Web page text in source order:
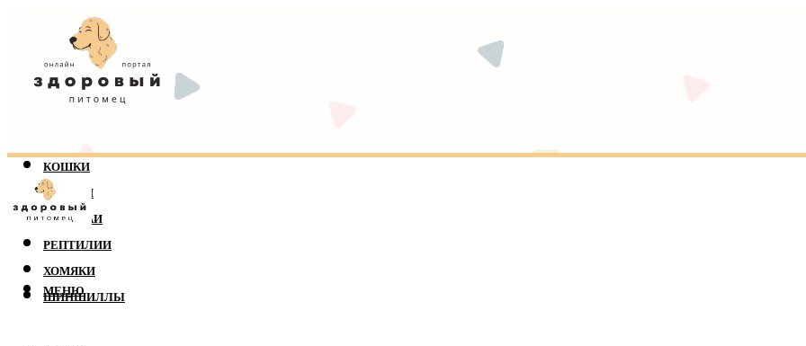
КОШКИ
СОБАКИ
ПОПУГАИ
РЕПТИЛИИ
ХОМЯКИ
ШИНШИЛЛЫ
МЕНЮ